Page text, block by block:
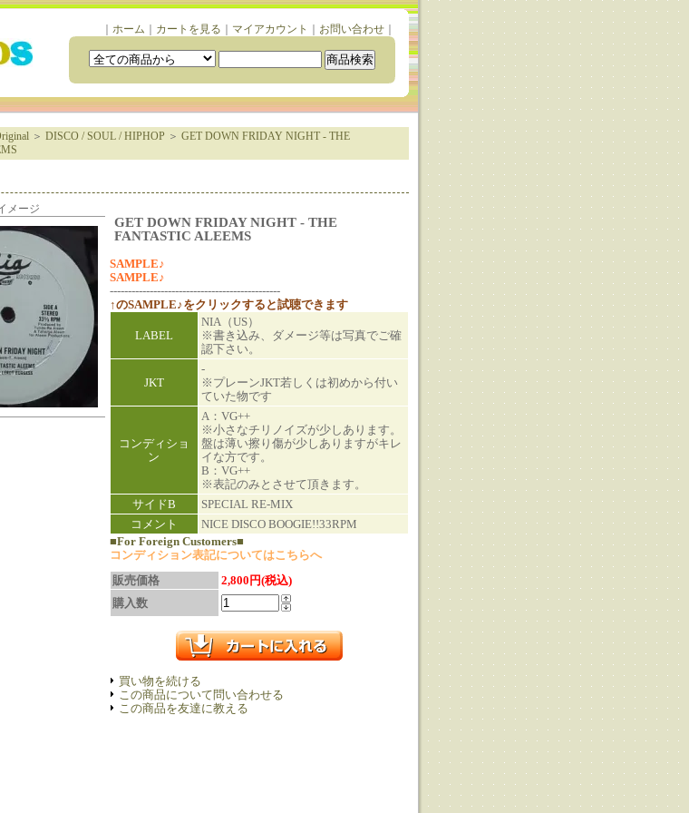
ホーム カートを見る マイアカウント お問い合わせ｜
＞ DISCO / SOUL / HIPHOP ＞ GET DOWN FRIDAY NIGHT - THE
メージ
GET DOWN FRIDAY NIGHT - THE
FANTASTIC ALEEMS
SAMPLE♪
SAMPLE♪
-----------------------------------------------
↑のSAMPLE♪をクリックすると試聴できます
LABEL
NIA（US）
※書き込み、ダメージ等は写真でご確
認下さい。
JKT
-
※プレーンJKT若しくは初めから付い
ていた物です
コンディショ
ン
A：VG++
※小さなチリノイズが少しあります。
盤は薄い擦り傷が少しありますがキレ
イな方です。
B：VG++
※表記のみとさせて頂きます。
サイドB
SPECIAL RE-MIX
コメント
NICE DISCO BOOGIE!!33RPM
■For Foreign Customers■
コンディション表記についてはこちらへ
販売価格
2,800円(税込)
購入数
買い物を続ける
この商品について問い合わせる
この商品を友達に教える